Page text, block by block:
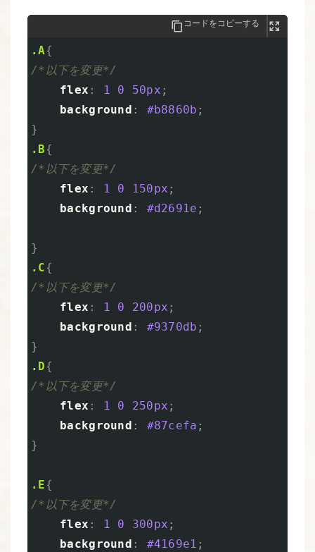
コードをコピーする
.A{
/*以下を変更*/
flex : 1 0 50px ;
background : #b8860b ;
}
.B{
/*以下を変更*/
flex : 1 0 150px ;
background : #d2691e ;
}
.C{
/*以下を変更*/
flex : 1 0 200px ;
background : #9370db ;
}
.D{
/*以下を変更*/
flex : 1 0 250px ;
background : #87cefa ;
}
.E{
/*以下を変更*/
flex : 1 0 300px ;
background : #4169e1 ;